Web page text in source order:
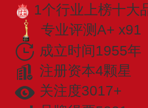
1个行业上榜十大
专业评测A+ x91
成立时间1955年
注册资本4颗星
关注度3017+